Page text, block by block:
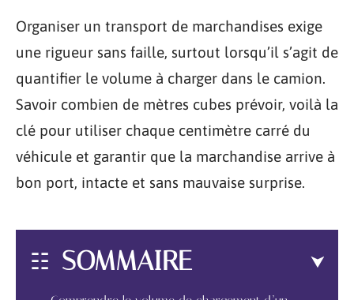
Organiser un transport de marchandises exige
une rigueur sans faille, surtout lorsqu’il s’agit de
quantifier le volume à charger dans le camion.
Savoir combien de mètres cubes prévoir, voilà la
clé pour utiliser chaque centimètre carré du
véhicule et garantir que la marchandise arrive à
bon port, intacte et sans mauvaise surprise.
SOMMAIRE